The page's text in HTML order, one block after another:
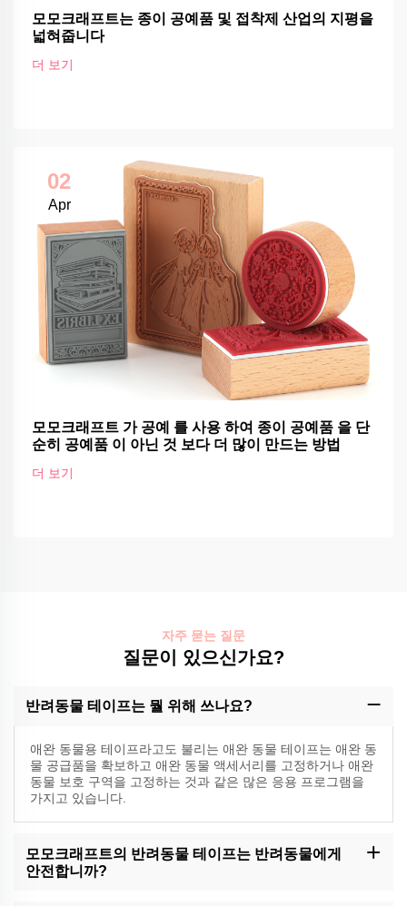
모모크래프트는 종이 공예품 및 접착제 산업의 지평을
넓혀줍니다
더 보기
02
Apr
모모크래프트 가 공예 를 사용 하여 종이 공예품 을 단
순히 공예품 이 아닌 것 보다 더 많이 만드는 방법
더 보기
자주 묻는 질문
질문이 있으신가요?
반려동물 테이프는 뭘 위해 쓰나요?
애완 동물용 테이프라고도 불리는 애완 동물 테이프는 애완 동
물 공급품을 확보하고 애완 동물 액세서리를 고정하거나 애완
동물 보호 구역을 고정하는 것과 같은 많은 응용 프로그램을
가지고 있습니다.
모모크래프트의 반려동물 테이프는 반려동물에게
안전합니까?